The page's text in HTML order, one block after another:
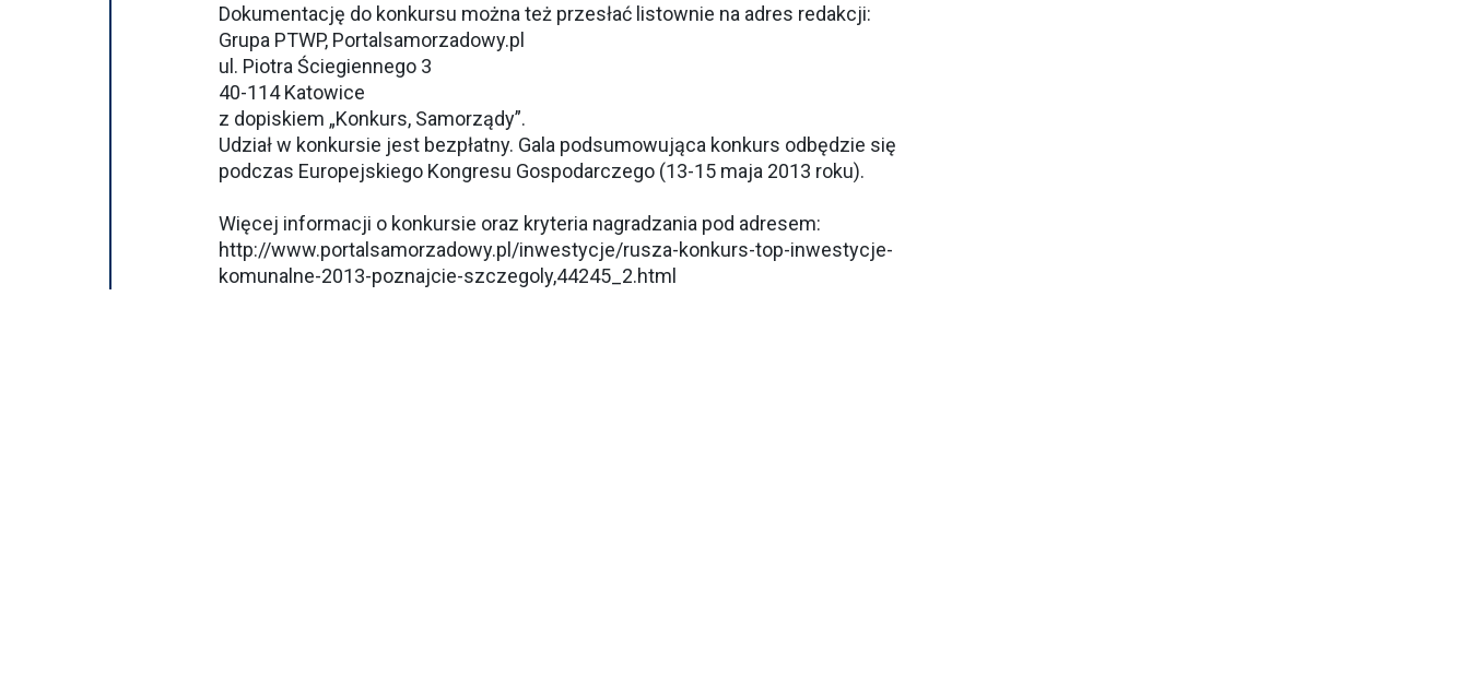
Dokumentację do konkursu można też przesłać listownie na adres redakcji:
Grupa PTWP, Portalsamorzadowy.pl
ul. Piotra Ściegiennego 3
40-114 Katowice
z dopiskiem „Konkurs, Samorządy”.
Udział w konkursie jest bezpłatny. Gala podsumowująca konkurs odbędzie się
podczas Europejskiego Kongresu Gospodarczego (13-15 maja 2013 roku).
Więcej informacji o konkursie oraz kryteria nagradzania pod adresem:
http://www.portalsamorzadowy.pl/inwestycje/rusza-konkurs-top-inwestycje-
komunalne-2013-poznajcie-szczegoly,44245_2.html